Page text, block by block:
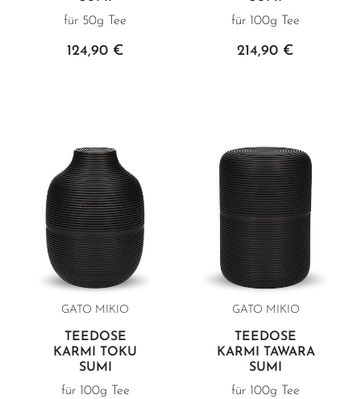
für 50g Tee
124,90 €
für 100g Tee
214,90 €
GATO MIKIO
TEEDOSE
KARMI TOKU
SUMI
für 100g Tee
GATO MIKIO
TEEDOSE
KARMI TAWARA
SUMI
für 100g Tee